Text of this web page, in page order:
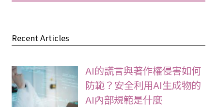
Recent Articles
AI的謊言與著作權侵害如何
防範？安全利用AI生成物的
AI內部規範是什麼